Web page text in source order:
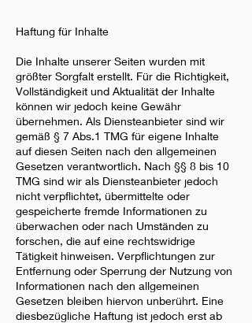
Haftung für Inhalte
Die Inhalte unserer Seiten wurden mit
größter Sorgfalt erstellt. Für die Richtigkeit,
Vollständigkeit und Aktualität der Inhalte
können wir jedoch keine Gewähr
übernehmen. Als Diensteanbieter sind wir
gemäß § 7 Abs.1 TMG für eigene Inhalte
auf diesen Seiten nach den allgemeinen
Gesetzen verantwortlich. Nach §§ 8 bis 10
TMG sind wir als Diensteanbieter jedoch
nicht verpflichtet, übermittelte oder
gespeicherte fremde Informationen zu
überwachen oder nach Umständen zu
forschen, die auf eine rechtswidrige
Tätigkeit hinweisen. Verpflichtungen zur
Entfernung oder Sperrung der Nutzung von
Informationen nach den allgemeinen
Gesetzen bleiben hiervon unberührt. Eine
diesbezügliche Haftung ist jedoch erst ab